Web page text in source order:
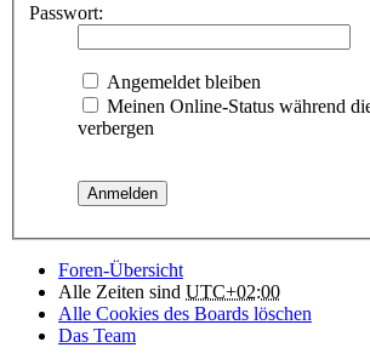
Passwort:
Angemeldet bleiben
Meinen Online-Status während
verbergen
Foren-Übersicht
Alle Zeiten sind UTC+02:00
Alle Cookies des Boards löschen
Das Team